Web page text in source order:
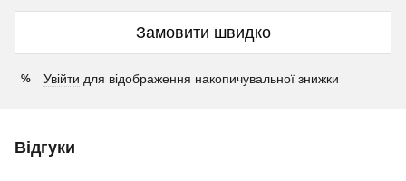
Замовити швидко
% Увійти для відображення накопичувальної знижки
Відгуки